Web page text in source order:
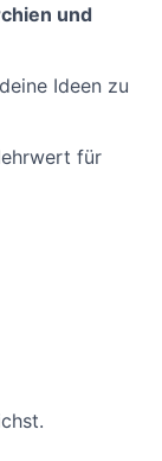
und
Ideen zu
für